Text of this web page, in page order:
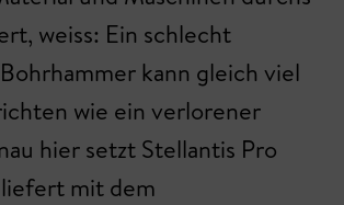
weiss: Ein schlecht
kann gleich viel
wie ein verlorener
hier setzt Stellantis Pro
mit dem